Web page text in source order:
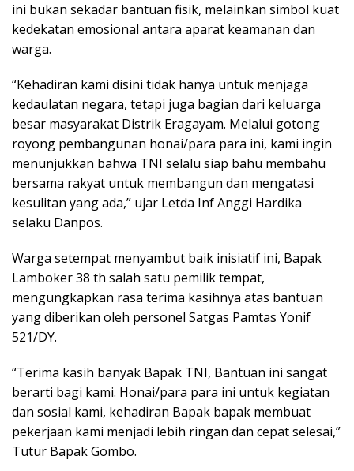
ini bukan sekadar bantuan fisik, melainkan simbol kuat
kedekatan emosional antara aparat keamanan dan
warga.
“Kehadiran kami disini tidak hanya untuk menjaga
kedaulatan negara, tetapi juga bagian dari keluarga
besar masyarakat Distrik Eragayam. Melalui gotong
royong pembangunan honai/para para ini, kami ingin
menunjukkan bahwa TNI selalu siap bahu membahu
bersama rakyat untuk membangun dan mengatasi
kesulitan yang ada,” ujar Letda Inf Anggi Hardika
selaku Danpos.
Warga setempat menyambut baik inisiatif ini, Bapak
Lamboker 38 th salah satu pemilik tempat,
mengungkapkan rasa terima kasihnya atas bantuan
yang diberikan oleh personel Satgas Pamtas Yonif
521/DY.
“Terima kasih banyak Bapak TNI, Bantuan ini sangat
berarti bagi kami. Honai/para para ini untuk kegiatan
dan sosial kami, kehadiran Bapak bapak membuat
pekerjaan kami menjadi lebih ringan dan cepat selesai,”
Tutur Bapak Gombo.